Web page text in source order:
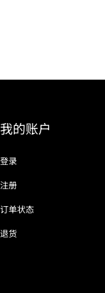
我的账户
登录
注册
订单状态
退货